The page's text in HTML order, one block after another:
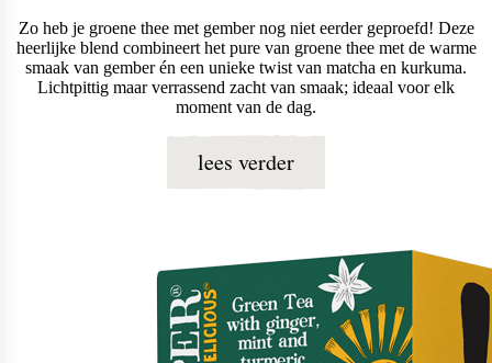
Zo heb je groene thee met gember nog niet eerder geproefd! Deze
heerlijke blend combineert het pure van groene thee met de warme
smaak van gember én een unieke twist van matcha en kurkuma.
Lichtpittig maar verrassend zacht van smaak; ideaal voor elk
moment van de dag.
lees verder